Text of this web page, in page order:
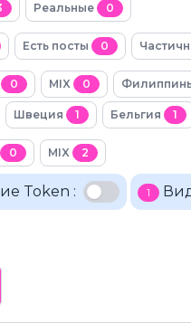
Реальные 0
Есть посты 0
0 MIX 0
Швеция 1 Бельгия 1
0 MIX 2
Token : 1